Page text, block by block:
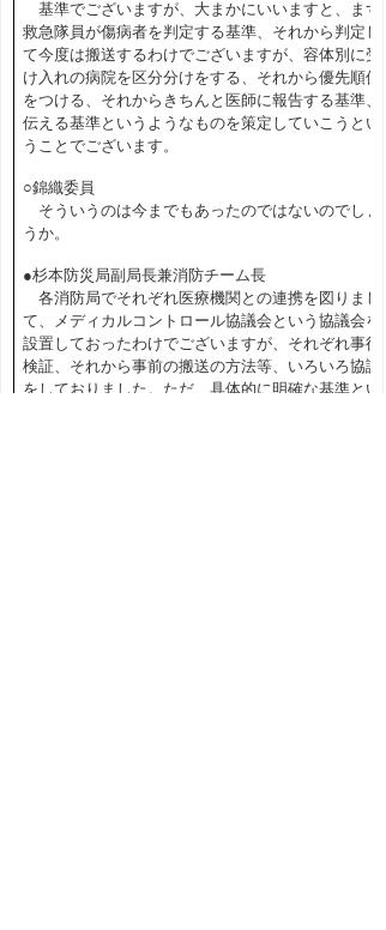
基準でございますが、大まかにいいますと、まず
救急隊員が傷病者を判定する基準、それから判定し
て今度は搬送するわけでございますが、容体別に受
け入れの病院を区分分けをする、それから優先順位
をつける、それからきちんと医師に報告する基準、
伝える基準というようなものを策定していこうとい
うことでございます。
○錦織委員
そういうのは今までもあったのではないのでしょ
うか。
●杉本防災局副局長兼消防チーム長
各消防局でそれぞれ医療機関との連携を図りまし
て、メディカルコントロール協議会という協議会を
設置しておったわけでございますが、それぞれ事後
検証、それから事前の搬送の方法等、いろいろ協議
をしておりました。ただ、具体的に明確な基準とい